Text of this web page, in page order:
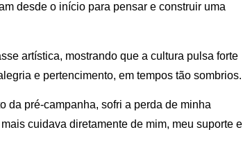
desde o início para pensar e construir uma
artística, mostrando que a cultura pulsa forte
e pertencimento, em tempos tão sombrios.
da pré-campanha, sofri a perda de minha
cuidava diretamente de mim, meu suporte e